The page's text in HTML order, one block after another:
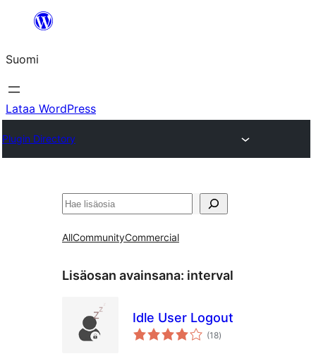
Suomi
Lataa WordPress
Plugin Directory
Etsi
AllCommunityCommercial
Lisäosan avainsana: interval
Idle User Logout
(18arvosanat
yhteensä
)